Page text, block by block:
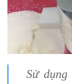
Sử dụng